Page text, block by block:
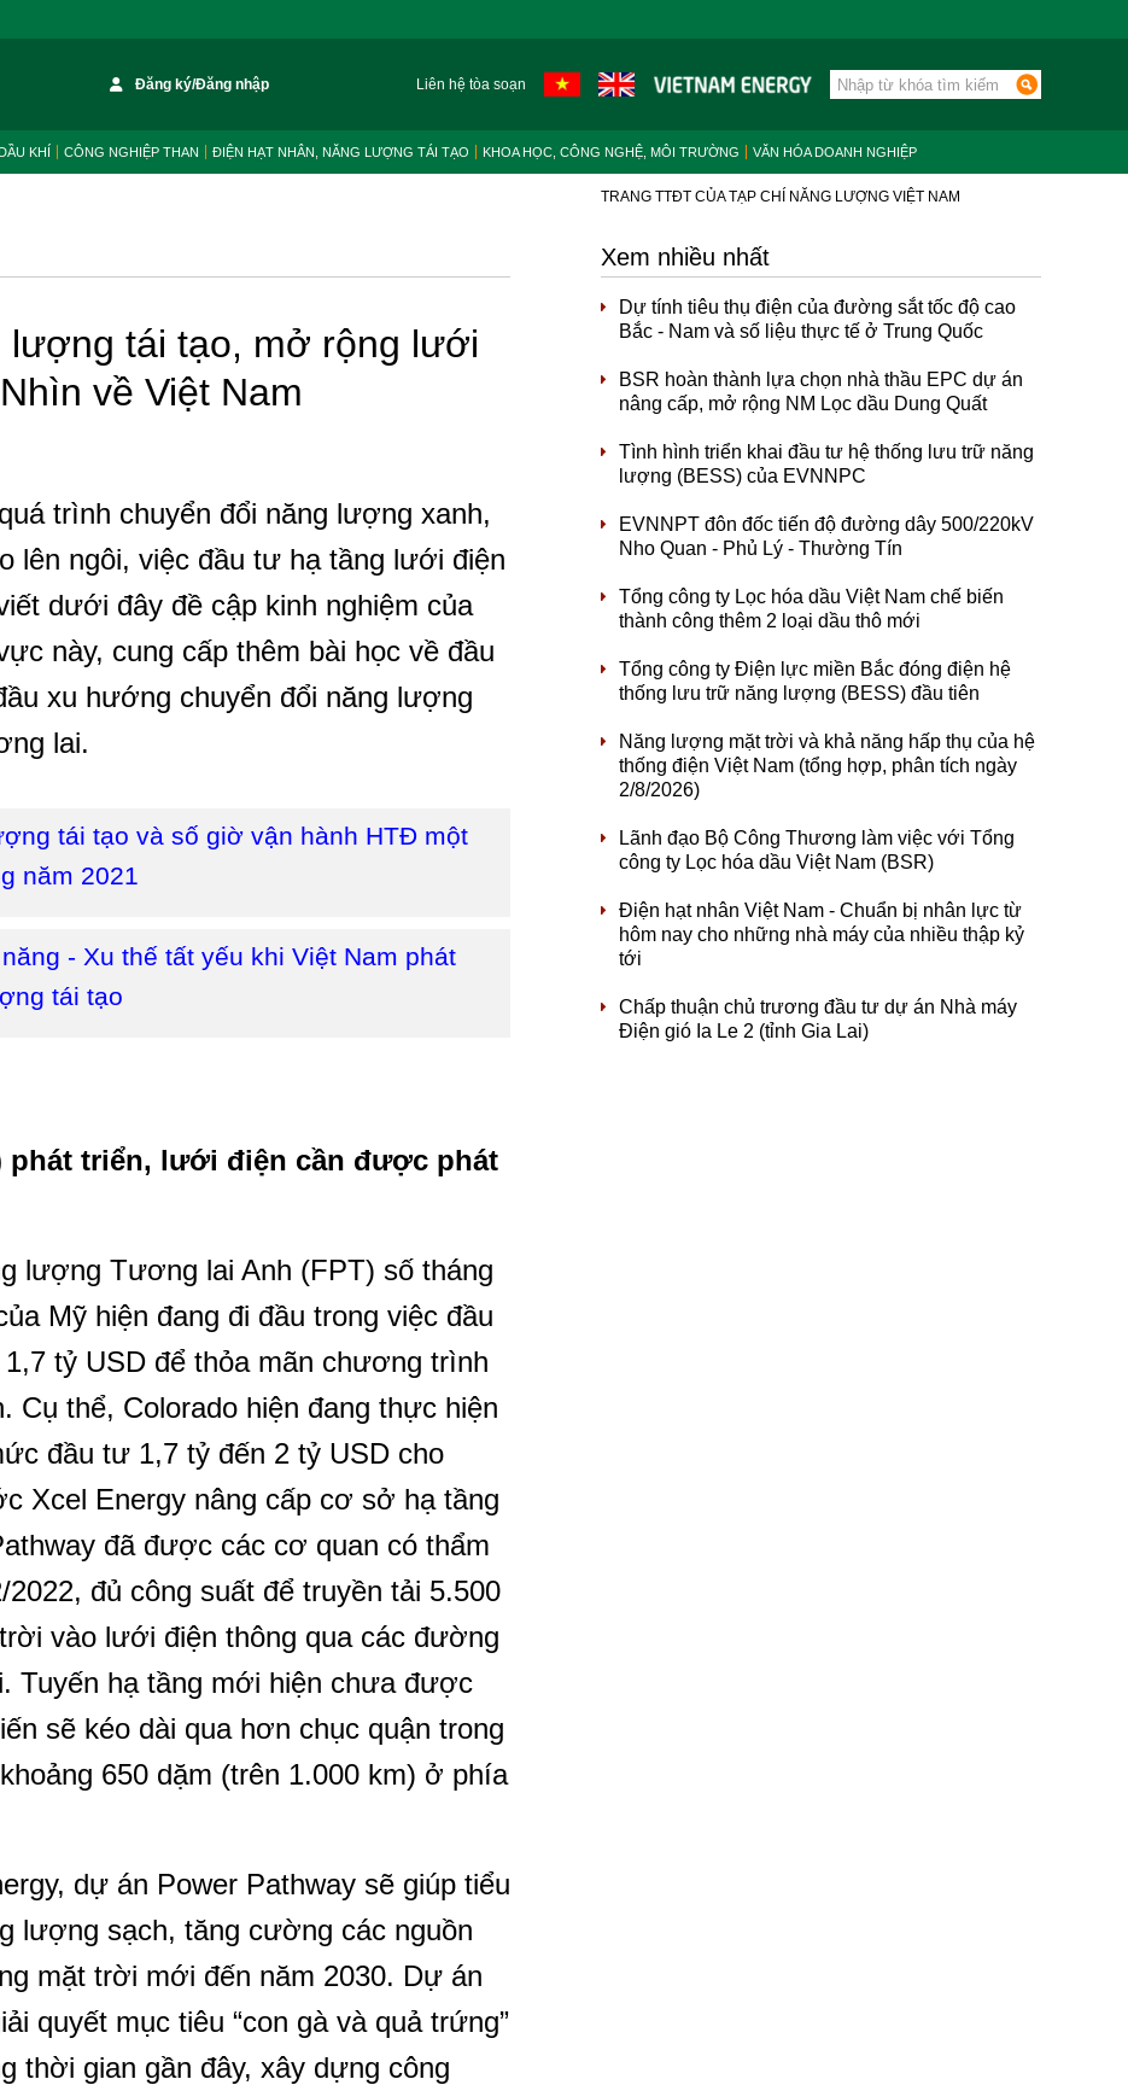
Đăng ký/Đăng nhập Liên hệ tòa soạn
KHÍ CÔNG NGHIỆP THAN ĐIỆN HẠT NHÂN, NĂNG LƯỢNG TÁI TẠO KHOA HỌC, CÔNG NGHỆ, MÔI TRƯỜNG VĂN HÓA DOANH NGHIỆP
TRANG TTĐT CỦA TẠP CHÍ NĂNG LƯỢNG VIỆT NAM
lượng tái tạo, mở rộng lưới
về Việt Nam
trình chuyển đổi năng lượng xanh,
lên ngôi, việc đầu tư hạ tầng lưới điện
dưới đây đề cập kinh nghiệm của
này, cung cấp thêm bài học về đầu
xu hướng chuyển đổi năng lượng
lai.
tái tạo và số giờ vận hành HTĐ một
năm 2021
- Xu thế tất yếu khi Việt Nam phát
tái tạo
phát triển, lưới điện cần được phát
lượng Tương lai Anh (FPT) số tháng
Mỹ hiện đang đi đầu trong việc đầu
tỷ USD để thỏa mãn chương trình
Cụ thể, Colorado hiện đang thực hiện
đầu tư 1,7 tỷ đến 2 tỷ USD cho
Xcel Energy nâng cấp cơ sở hạ tầng
đã được các cơ quan có thẩm
đủ công suất để truyền tải 5.500
vào lưới điện thông qua các đường
Tuyến hạ tầng mới hiện chưa được
​​sẽ kéo dài qua hơn chục quận trong
650 dặm (trên 1.000 km) ở phía
dự án Power Pathway sẽ giúp tiểu
lượng sạch, tăng cường các nguồn
mặt trời mới đến năm 2030. Dự án
quyết mục tiêu “con gà và quả trứng”
thời gian gần đây, xây dựng công
Xem nhiều nhất
Dự tính tiêu thụ điện của đường sắt tốc độ cao
Bắc - Nam và số liệu thực tế ở Trung Quốc
BSR hoàn thành lựa chọn nhà thầu EPC dự án
nâng cấp, mở rộng NM Lọc dầu Dung Quất
Tình hình triển khai đầu tư hệ thống lưu trữ năng
lượng (BESS) của EVNNPC
EVNNPT đôn đốc tiến độ đường dây 500/220kV
Nho Quan - Phủ Lý - Thường Tín
Tổng công ty Lọc hóa dầu Việt Nam chế biến
thành công thêm 2 loại dầu thô mới
Tổng công ty Điện lực miền Bắc đóng điện hệ
thống lưu trữ năng lượng (BESS) đầu tiên
Năng lượng mặt trời và khả năng hấp thụ của hệ
thống điện Việt Nam (tổng hợp, phân tích ngày
2/8/2026)
Lãnh đạo Bộ Công Thương làm việc với Tổng
công ty Lọc hóa dầu Việt Nam (BSR)
Điện hạt nhân Việt Nam - Chuẩn bị nhân lực từ
hôm nay cho những nhà máy của nhiều thập kỷ
tới
Chấp thuận chủ trương đầu tư dự án Nhà máy
Điện gió Ia Le 2 (tỉnh Gia Lai)